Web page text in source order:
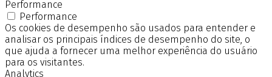
Performance
Performance
Os cookies de desempenho são usados para entender e
analisar os principais índices de desempenho do site, o
que ajuda a fornecer uma melhor experiência do usuário
para os visitantes.
Analytics